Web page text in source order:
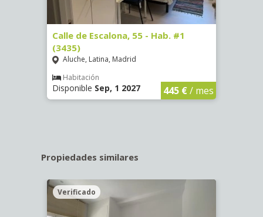
Calle de Escalona, 55 - Hab. #1
(3435)
Aluche, Latina, Madrid
Habitación
Disponible Sep, 1 2027 445 €/ mes
Propiedades similares
Verificado